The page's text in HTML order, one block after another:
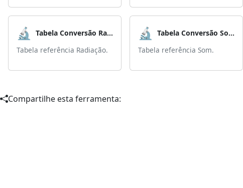
🔬
Tabela Conversão Radiação
Tabela referência Radiação.
🔬
Tabela Conversão Som
Tabela referência Som.
Compartilhe esta ferramenta: